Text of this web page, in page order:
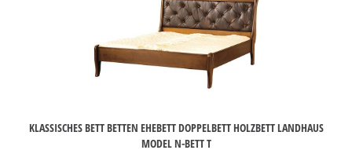
KLASSISCHES BETT BETTEN EHEBETT DOPPELBETT HOLZBETT LANDHAUS
MODEL N-BETT T